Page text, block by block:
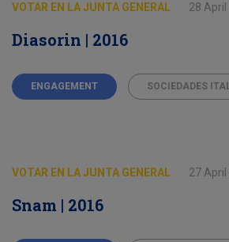
VOTAR EN LA JUNTA GENERAL 28 April
Diasorin | 2016
ENGAGEMENT SOCIEDADES
VOTAR EN LA JUNTA GENERAL 27 April
Snam | 2016